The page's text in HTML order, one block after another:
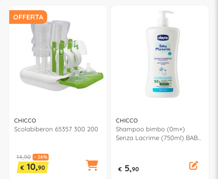
OFFERTA
CHICCO
Scolabiberon 65357 300 200
14,90 - 26%
€ 10,90
CHICCO
Shampoo bimbo (0m+)
Senza Lacrime (750ml) BABY
€ 5,90